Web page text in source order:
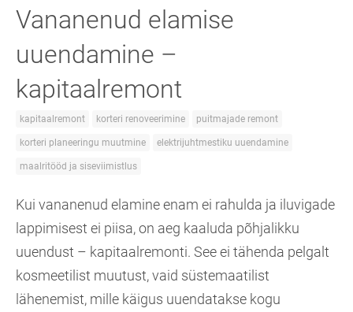
Vananenud elamise
uuendamine –
kapitaalremont
kapitaalremont korteri renoveerimine puitmajade remont
korteri planeeringu muutmine elektrijuhtmestiku uuendamine
maalritööd ja siseviimistlus
Kui vananenud elamine enam ei rahulda ja iluvigade
lappimisest ei piisa, on aeg kaaluda põhjalikku
uuendust – kapitaalremonti. See ei tähenda pelgalt
kosmeetilist muutust, vaid süstemaatilist
lähenemist, mille käigus uuendatakse kogu